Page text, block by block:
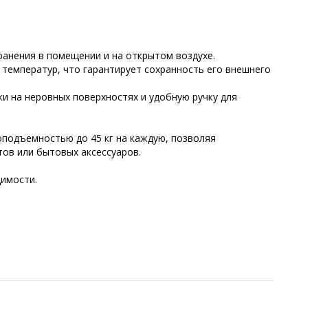
в помещении и на открытом воздухе.
что гарантирует сохранность его внешнего
на неровных поверхностях и удобную ручку для
до 45 кг на каждую, позволяя
или бытовых аксессуаров.